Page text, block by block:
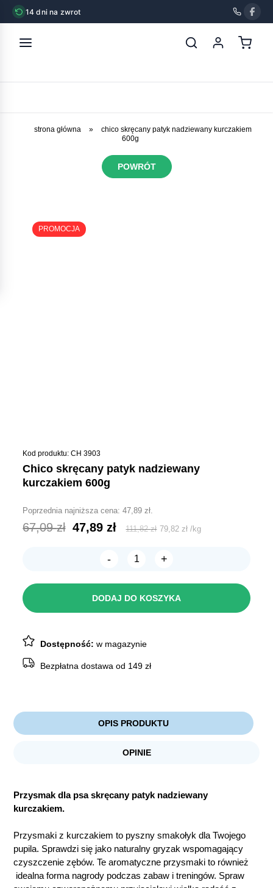
14 dni na zwrot
strona główna »
chico skręcany patyk nadziewany kurczakiem
600g
POWRÓT
PROMOCJA
Kod produktu: CH 3903
chico skręcany patyk nadziewany
kurczakiem 600g
Poprzednia najniższa cena:47,89zł.
67,09zł Pierwotna
wynosiła:
67,09 zł.
47,89złAktualna
wynosi:
47,89 zł.
111,82zł 79,82zł /kg
-
ilość
nadziewany
+
DODAJ DO KOSZYKA
Dostępność:w magazynie
Bezpłatna dostawa od 149 zł
OPIS PRODUKTU
OPINIE
Przysmak dla psa skręcany patyk nadziewany
kurczakiem.
Przysmaki z kurczakiem to pyszny smakołyk dla Twojego
pupila. Sprawdzi się jako naturalny gryzak wspomagający
czyszczenie zębów. Te aromatyczne przysmaki to również
idealna forma nagrody podczas zabaw i treningów. Spraw